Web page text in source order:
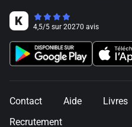
4,5/5 sur 20270 avis
Contact Aide Livres
Recrutement